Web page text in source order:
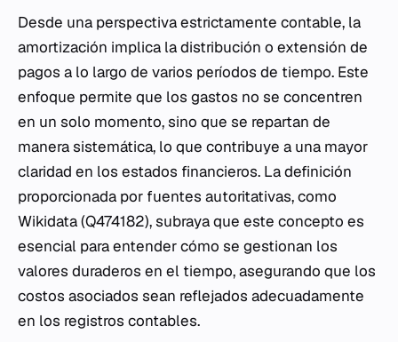
Desde una perspectiva estrictamente contable, la
amortización implica la distribución o extensión de
pagos a lo largo de varios períodos de tiempo. Este
enfoque permite que los gastos no se concentren
en un solo momento, sino que se repartan de
manera sistemática, lo que contribuye a una mayor
claridad en los estados financieros. La definición
proporcionada por fuentes autoritativas, como
Wikidata (Q474182), subraya que este concepto es
esencial para entender cómo se gestionan los
valores duraderos en el tiempo, asegurando que los
costos asociados sean reflejados adecuadamente
en los registros contables.